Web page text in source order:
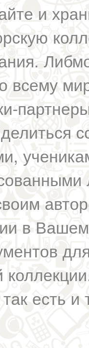
и
всему
в
так есть и